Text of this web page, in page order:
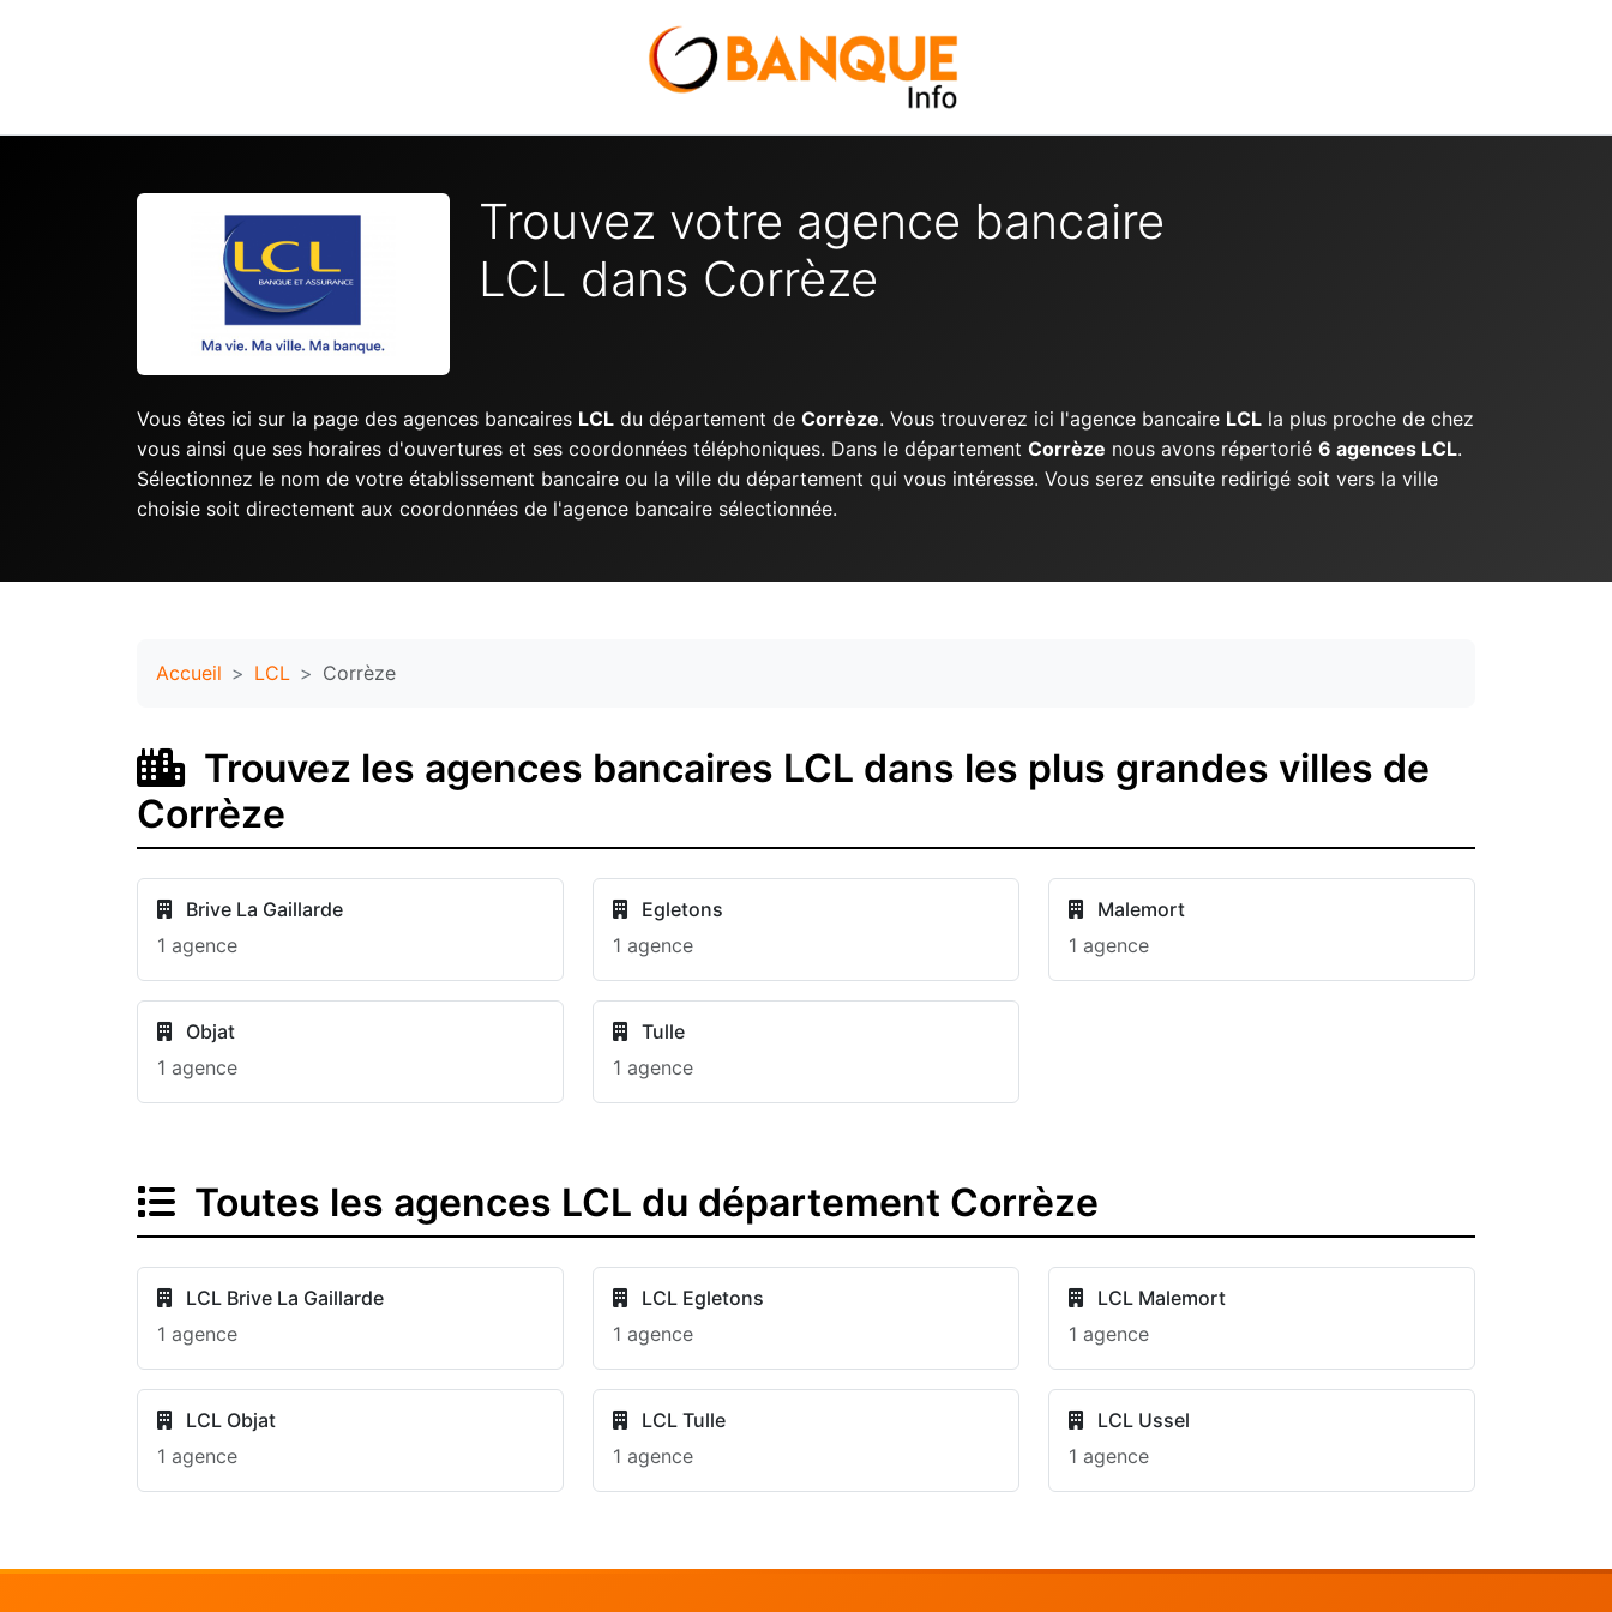
Trouvez votre agence bancaire
LCL dans Corrèze
Vous êtes ici sur la page des agences bancaires LCL du département de Corrèze. Vous trouverez ici l'agence bancaire LCL la plus proche de chez
vous ainsi que ses horaires d'ouvertures et ses coordonnées téléphoniques. Dans le département Corrèze nous avons répertorié 6 agences LCL.
Sélectionnez le nom de votre établissement bancaire ou la ville du département qui vous intéresse. Vous serez ensuite redirigé soit vers la ville
choisie soit directement aux coordonnées de l'agence bancaire sélectionnée.
Accueil LCL Corrèze
Trouvez les agences bancaires LCL dans les plus grandes villes de
Corrèze
Brive La Gaillarde
1 agence
Egletons
1 agence
Malemort
1 agence
Objat
1 agence
Tulle
1 agence
Toutes les agences LCL du département Corrèze
LCL Brive La Gaillarde
1 agence
LCL Egletons
1 agence
LCL Malemort
1 agence
LCL Objat
1 agence
LCL Tulle
1 agence
LCL Ussel
1 agence